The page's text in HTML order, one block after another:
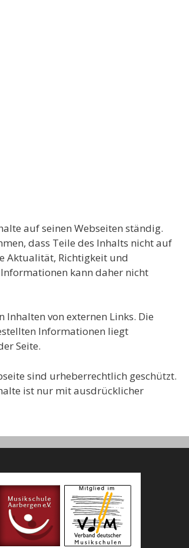
auf seinen Webseiten ständig.
dass Teile des Inhalts nicht auf
Aktualität, Richtigkeit und
kann daher nicht
von externen Links. Die
Informationen liegt
Seite.
sind urheberrechtlich geschützt.
ist nur mit ausdrücklicher